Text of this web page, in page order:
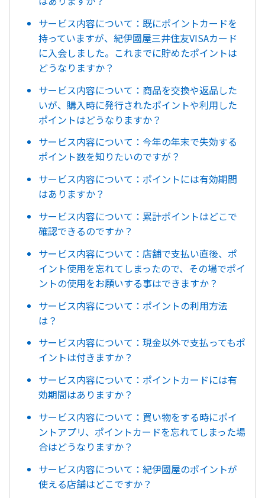
サービス内容について：既にポイントカードを
持っていますが、紀伊國屋三井住友VISAカード
に入会しました。これまでに貯めたポイントは
どうなりますか？
サービス内容について：商品を交換や返品した
いが、購入時に発行されたポイントや利用した
ポイントはどうなりますか？
サービス内容について：今年の年末で失効する
ポイント数を知りたいのですが？
サービス内容について：ポイントには有効期間
はありますか？
サービス内容について：累計ポイントはどこで
確認できるのですか？
サービス内容について：店舗で支払い直後、ポ
イント使用を忘れてしまったので、その場でポイ
ントの使用をお願いする事はできますか？
サービス内容について：ポイントの利用方法
は？
サービス内容について：現金以外で支払ってもポ
イントは付きますか？
サービス内容について：ポイントカードには有
効期間はありますか？
サービス内容について：買い物をする時にポイ
ントアプリ、ポイントカードを忘れてしまった場
合はどうなりますか？
サービス内容について：紀伊國屋のポイントが
使える店舗はどこですか？